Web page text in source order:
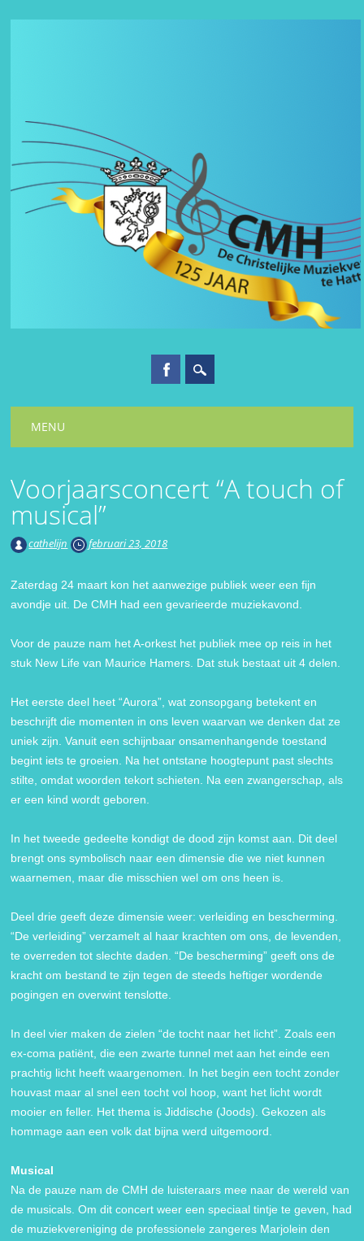
Hoofdmenu
naar
MENU
Voorjaarsconcert “A touch of
musical”
cathelijn februari 23, 2018
Zaterdag 24 maart kon het aanwezige publiek weer een fijn
avondje uit. De CMH had een gevarieerde muziekavond.
Voor de pauze nam het A-orkest het publiek mee op reis in het
stuk New Life van Maurice Hamers. Dat stuk bestaat uit 4 delen.
Het eerste deel heet “Aurora”, wat zonsopgang betekent en
beschrijft die momenten in ons leven waarvan we denken dat ze
uniek zijn. Vanuit een schijnbaar onsamenhangende toestand
begint iets te groeien. Na het ontstane hoogtepunt past slechts
stilte, omdat woorden tekort schieten. Na een zwangerschap, als
er een kind wordt geboren.
In het tweede gedeelte kondigt de dood zijn komst aan. Dit deel
brengt ons symbolisch naar een dimensie die we niet kunnen
waarnemen, maar die misschien wel om ons heen is.
Deel drie geeft deze dimensie weer: verleiding en bescherming.
“De verleiding” verzamelt al haar krachten om ons, de levenden,
te overreden tot slechte daden. “De bescherming” geeft ons de
kracht om bestand te zijn tegen de steeds heftiger wordende
pogingen en overwint tenslotte.
In deel vier maken de zielen “de tocht naar het licht”. Zoals een
ex-coma patiënt, die een zwarte tunnel met aan het einde een
prachtig licht heeft waargenomen. In het begin een tocht zonder
houvast maar al snel een tocht vol hoop, want het licht wordt
mooier en feller. Het thema is Jiddische (Joods). Gekozen als
hommage aan een volk dat bijna werd uitgemoord.
Musical
Na de pauze nam de CMH de luisteraars mee naar de wereld van
de musicals. Om dit concert weer een speciaal tintje te geven, had
de muziekvereniging de professionele zangeres Marjolein den